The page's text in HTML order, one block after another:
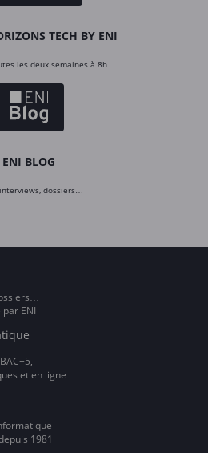
TECH BY ENI
les deux semaines à 8h
ENI BLOG
dossiers…
ENI
et en ligne
1981